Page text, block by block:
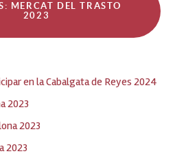
MERCAT DEL TRASTO
2023
en la Cabalgata de Reyes 2024
2023
2023
2023